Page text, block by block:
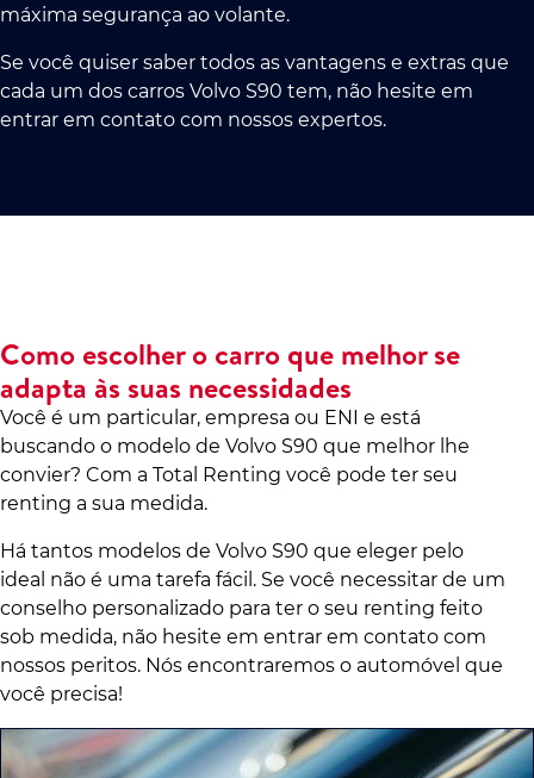
máxima segurança ao volante.
Se você quiser saber todos as vantagens e extras que
cada um dos carros Volvo S90 tem, não hesite em
entrar em contato com nossos expertos.
Como escolher o carro que melhor se
adapta às suas necessidades
Você é um particular, empresa ou ENI e está
buscando o modelo de Volvo S90 que melhor lhe
convier? Com a Total Renting você pode ter seu
renting a sua medida.
Há tantos modelos de Volvo S90 que eleger pelo
ideal não é uma tarefa fácil. Se você necessitar de um
conselho personalizado para ter o seu renting feito
sob medida, não hesite em entrar em contato com
nossos peritos. Nós encontraremos o automóvel que
você precisa!